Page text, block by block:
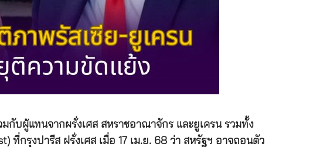
มกับผู้แทนจากผรั่งเศส สหราชอาณาจักร และยูเครน รวมทั้ง
กรุงปารีส ฝรั่งเศส เมื่อ 17 เม.ย. 68 ว่า สหรัฐฯ อาจถอนตัว